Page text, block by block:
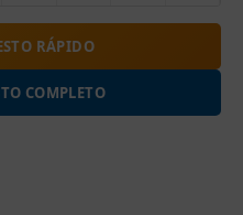
RÁPIDO
COMPLETO